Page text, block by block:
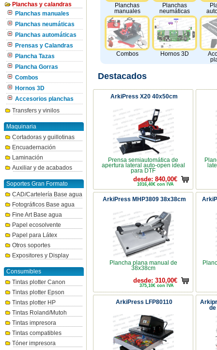
Planchas y calandras
Planchas manuales
Planchas neumáticas
Planchas automáticas
Prensas y Calandras
Plancha Tazas
Plancha Gorras
Combos
Hornos 3D
Accesorios planchas
Transfers y vinilos
Maquinaria
Cortadoras y guillotinas
Encuadernación
Laminación
Auxiliar y de acabados
Soportes Gran Formato
CAD/Cartelería Base agua
Fotográficos Base agua
Fine Art Base agua
Papel ecosolvente
Papel para Látex
Otros soportes
Expositores y Display
Consumibles
Tintas plotter Canon
Tintas plotter Epson
Tintas plotter HP
Tintas Roland/Mutoh
Tintas impresora
Tintas compatibles
Tóner impresora
Planchas
manuales
Planchas
neumáticas
Combos Hornos 3D
Destacados
ArkiPress X20 40x50cm
Prensa semiautomática de
apertura lateral auto-open ideal
para DTF
desde: 840,00€
1016,40€ con IVA
ArkiPress MHP3809 38x38cm
Plancha plana manual de
38x38cm
desde: 310,00€
375,10€ con IVA
ArkiPress LFP80110